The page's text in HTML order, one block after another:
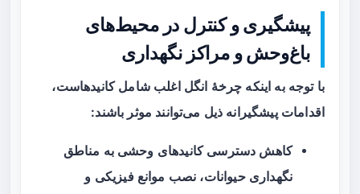
پیشگیری و کنترل در محیط‌های
باغ‌وحش و مراکز نگهداری
با توجه به اینکه چرخهٔ انگل اغلب شامل کانیدهاست،
اقدامات پیشگیرانه ذیل می‌توانند موثر باشند:
کاهش دسترسی کانیدهای وحشی به مناطق
نگهداری حیوانات، نصب موانع فیزیکی و